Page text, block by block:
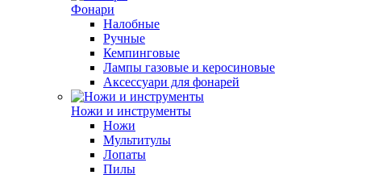
Фонари
Налобные
Ручные
Кемпинговые
Лампы газовые и керосиновые
Аксессуари для фонарей
Ножи и инструменты
Ножи
Мультитулы
Лопаты
Пилы